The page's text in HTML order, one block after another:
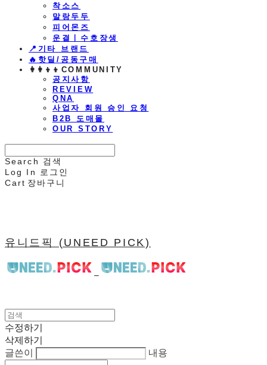
착소스
말랑두두
피어몬즈
운결ㅣ수호장생
📍기타 브랜드
🔥핫딜/공동구매
👩‍👩‍👦‍👦COMMUNITY
공지사항
REVIEW
QNA
사업자 회원 승인 요청
B2B 도매몰
OUR STORY
Search
검색
Log In
로그인
Cart 장바구니
유니드픽 (UNEED PICK)
수정하기
삭제하기
글쓴이
내용